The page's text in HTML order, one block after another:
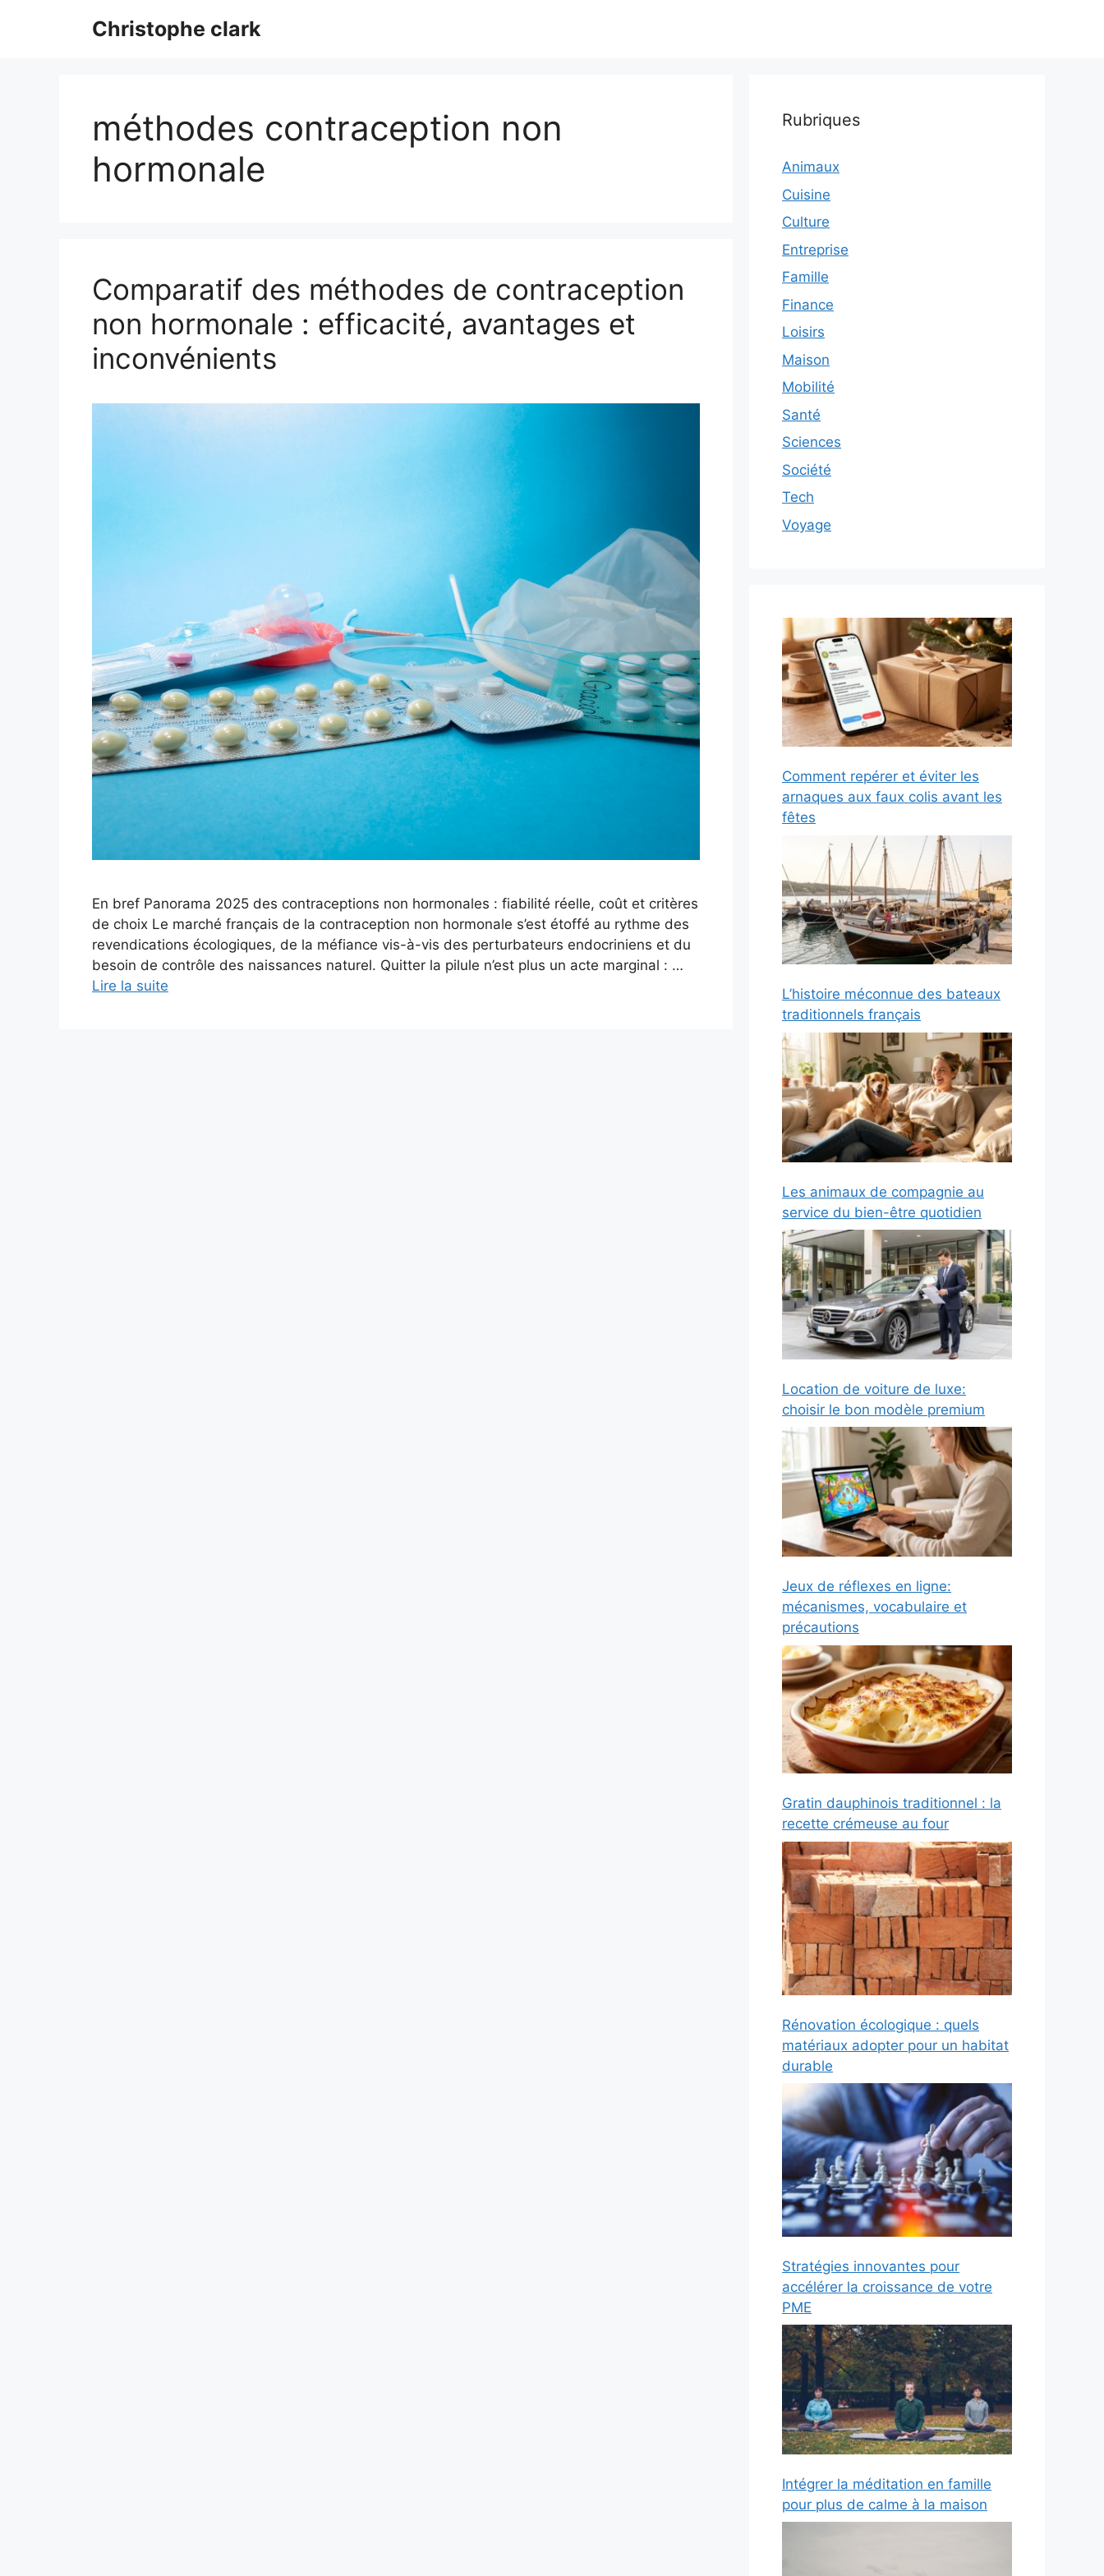
Christophe clark
méthodes contraception non
hormonale
Comparatif des méthodes de contraception
non hormonale : efficacité, avantages et
inconvénients
En bref Panorama 2025 des contraceptions non hormonales : fiabilité réelle, coût et critères
de choix Le marché français de la contraception non hormonale s’est étoffé au rythme des
revendications écologiques, de la méfiance vis-à-vis des perturbateurs endocriniens et du
besoin de contrôle des naissances naturel. Quitter la pilule n’est plus un acte marginal : …
Lire la suite
Rubriques
Animaux
Cuisine
Culture
Entreprise
Famille
Finance
Loisirs
Maison
Mobilité
Santé
Sciences
Société
Tech
Voyage
Comment repérer et éviter les
arnaques aux faux colis avant les
fêtes
L’histoire méconnue des bateaux
traditionnels français
Les animaux de compagnie au
service du bien-être quotidien
Location de voiture de luxe:
choisir le bon modèle premium
Jeux de réflexes en ligne:
mécanismes, vocabulaire et
précautions
Gratin dauphinois traditionnel : la
recette crémeuse au four
Rénovation écologique : quels
matériaux adopter pour un habitat
durable
Stratégies innovantes pour
accélérer la croissance de votre
PME
Intégrer la méditation en famille
pour plus de calme à la maison